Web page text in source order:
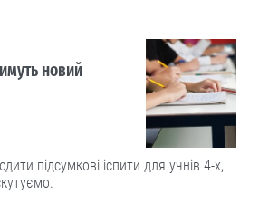
новий
підсумкові іспити для учнів 4-х,